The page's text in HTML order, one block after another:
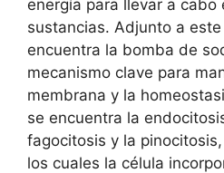
energía para ‌llevar a cabo
sustancias.​ Adjunto ⁤a
encuentra la bomba de
mecanismo clave para
membrana y‍ la
se ⁣encuentra ⁢la
fagocitosis y⁢ la
‍los cuales la⁤ célula